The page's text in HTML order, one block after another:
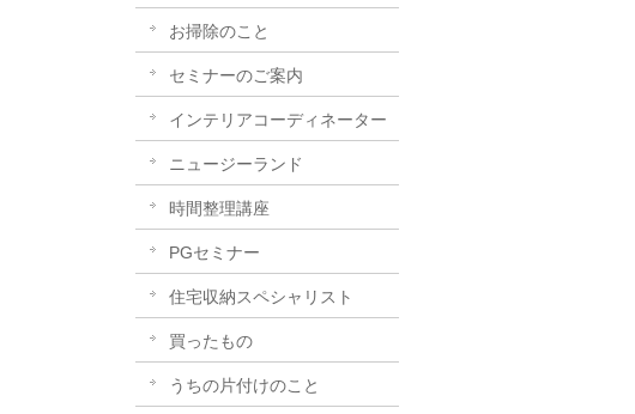
お掃除のこと
セミナーのご案内
インテリアコーディネーター
ニュージーランド
時間整理講座
PGセミナー
住宅収納スペシャリスト
買ったもの
うちの片付けのこと